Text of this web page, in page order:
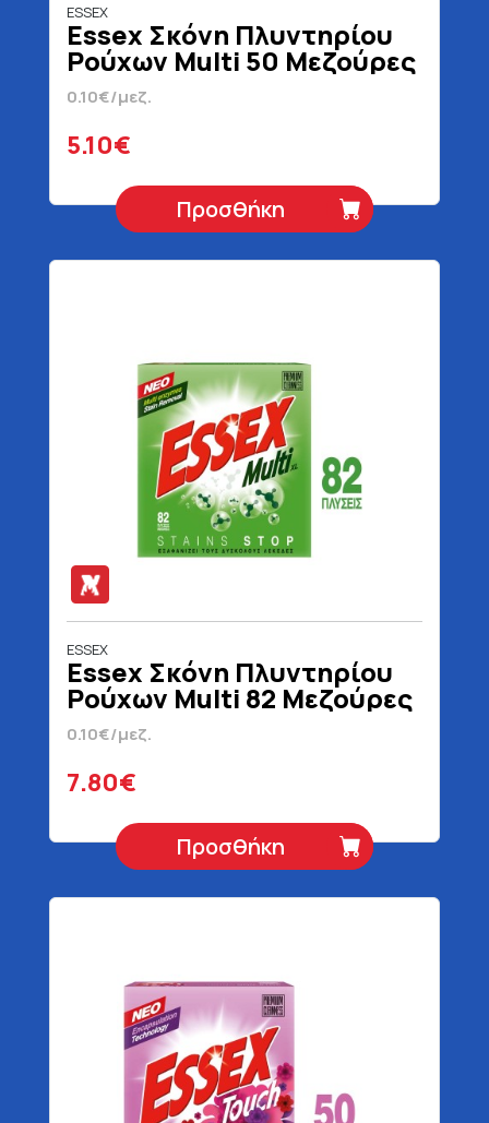
ESSEX
Essex Σκόνη Πλυντηρίου
Ρούχων Multi 50 Μεζούρες
2.4 kg
0.10€/μεζ.
5.10€
Προσθήκη
ESSEX
Essex Σκόνη Πλυντηρίου
Ρούχων Multi 82 Μεζούρες
3690 gr
0.10€/μεζ.
7.80€
Προσθήκη